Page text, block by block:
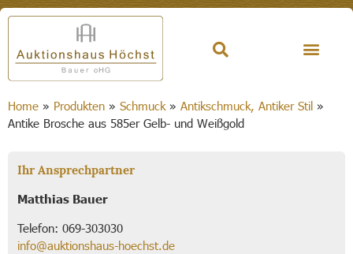
Home » Produkten » Schmuck» Antikschmuck, Antiker Stil »
Antike Brosche aus 585er Gelb- und Weißgold
Ihr Ansprechpartner
Matthias Bauer
Telefon: 069-303030
info@auktionshaus-hoechst.de